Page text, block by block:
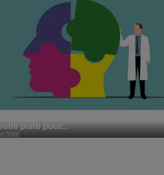
2026
piste pour...